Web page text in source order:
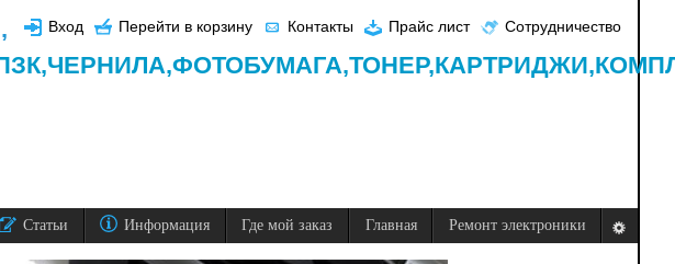
Вход Перейти в корзину Контакты Прайс лист Сотрудничество
,
ЧЕРНИЛА,ФОТОБУМАГА,ТОНЕР,КАРТРИДЖИ,
Статьи Информация Где мой заказ Главная Ремонт электроники